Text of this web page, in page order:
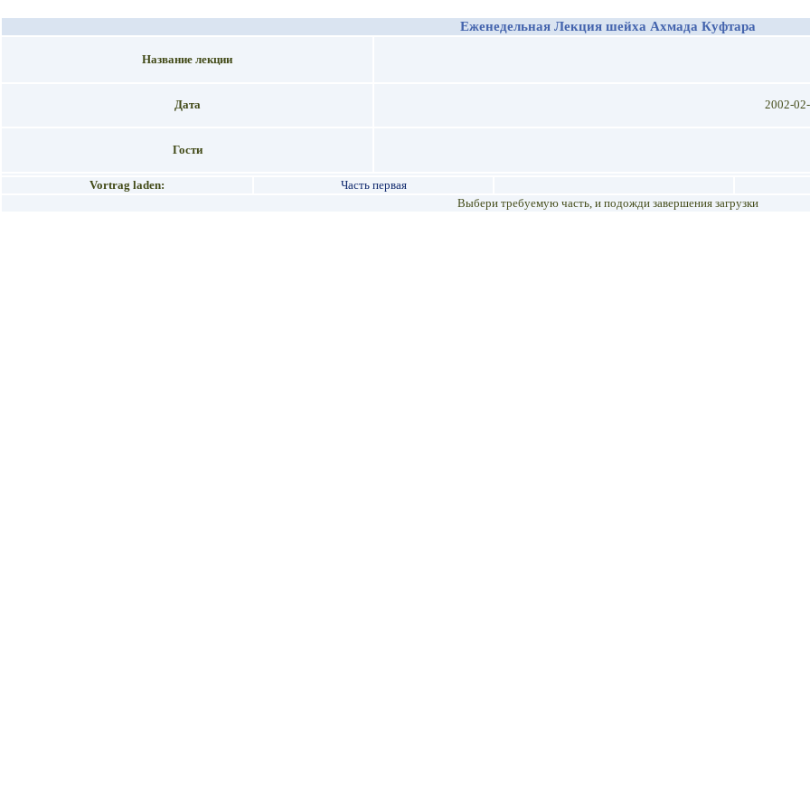
Еженедельная Лекция шейха Ахмада Куфтара
Название лекции
Дата 2002-
Гости
Vortrag laden:
Часть первая
Выбери требуемую часть, и подожди завершения загрузки